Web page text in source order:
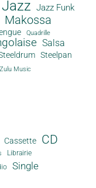
Jazz Jazz Funk
Makossa
Quadrille
Salsa
Steelpan
Zulu Music
Cassette CD
Librairie
Single